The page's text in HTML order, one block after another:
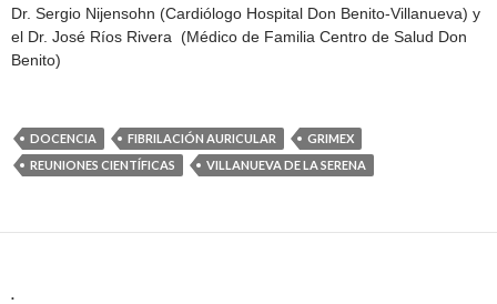
Dr. Sergio Nijensohn (Cardiólogo Hospital Don Benito-Villanueva) y
el Dr. José Ríos Rivera (Médico de Familia Centro de Salud Don
Benito)
DOCENCIA FIBRILACIÓN AURICULAR
GRIMEX
REUNIONES CIENTÍFICAS
VILLANUEVA DE LA SERENA
.